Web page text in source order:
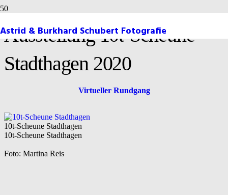
Astrid & Burkhard Schubert Fotografie
Ausstellung 10t-Scheune
Stadthagen 2020
Virtueller Rundgang
10t-Scheune Stadthagen
10t-Scheune Stadthagen
Foto: Martina Reis